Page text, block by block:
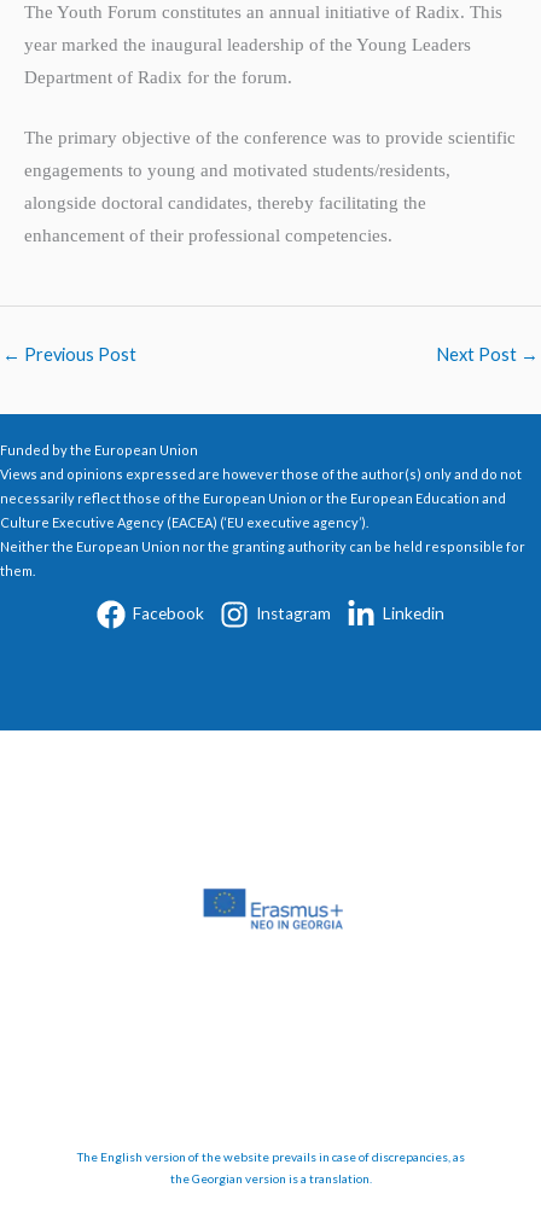
The Youth Forum constitutes an annual initiative of Radix. This
year marked the inaugural leadership of the Young Leaders
Department of Radix for the forum.
The primary objective of the conference was to provide scientific
engagements to young and motivated students/residents,
alongside doctoral candidates, thereby facilitating the
enhancement of their professional competencies.
← Previous Post Next Post →
Funded by the European Union
Views and opinions expressed are however those of the author(s) only and do not
necessarily reflect those of the European Union or the European Education and
Culture Executive Agency (EACEA) (‘EU executive agency’).
Neither the European Union nor the granting authority can be held responsible for
them.
Facebook Instagram Linkedin
The English version of the website prevails in case of discrepancies, as
the Georgian version is a translation.